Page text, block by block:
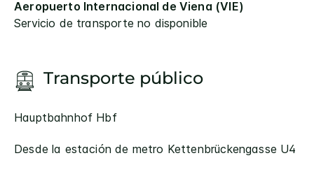
Aeropuerto Internacional de Viena (VIE)
Servicio de transporte no disponible
Transporte público
Hauptbahnhof Hbf
Desde la estación de metro Kettenbrückengasse U4